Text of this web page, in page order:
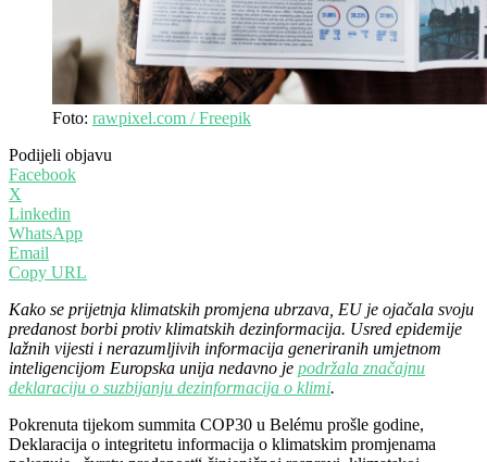
Foto: rawpixel.com / Freepik
Podijeli objavu
Facebook
X
Linkedin
WhatsApp
Email
Copy URL
Kako se prijetnja klimatskih promjena ubrzava, EU je ojačala svoju
predanost borbi protiv klimatskih dezinformacija. Usred epidemije
lažnih vijesti i nerazumljivih informacija generiranih umjetnom
inteligencijom Europska unija nedavno je podržala značajnu
deklaraciju o suzbijanju dezinformacija o klimi.
Pokrenuta tijekom summita COP30 u Belému prošle godine,
Deklaracija o integritetu informacija o klimatskim promjenama